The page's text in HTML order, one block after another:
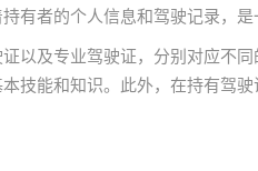
有者的个人信息和驾驶记录，是
以及专业驾驶证，分别对应不
技能和知识。此外，在持有驾